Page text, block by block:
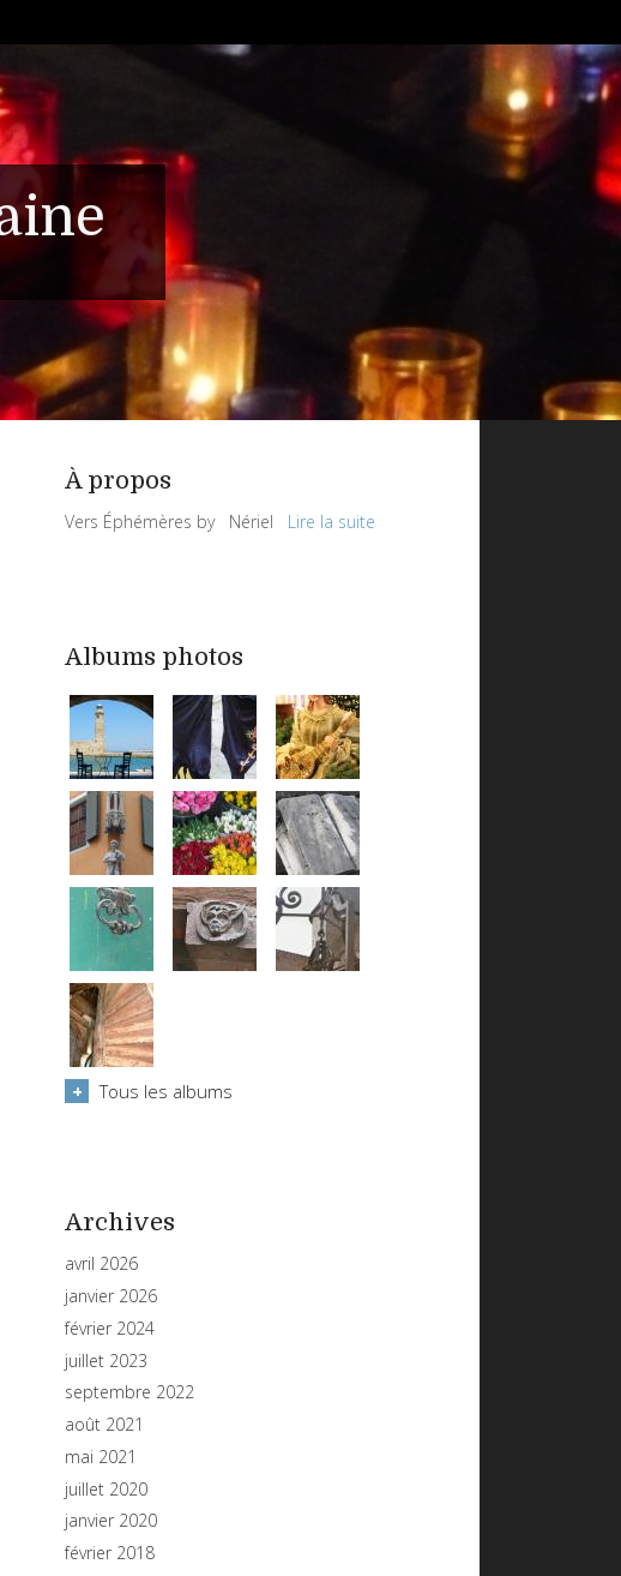
À propos
Vers Éphémères by Nériel Lire la suite
Albums photos
Tous les albums
Archives
avril 2026
janvier 2026
février 2024
juillet 2023
septembre 2022
août 2021
mai 2021
juillet 2020
janvier 2020
février 2018